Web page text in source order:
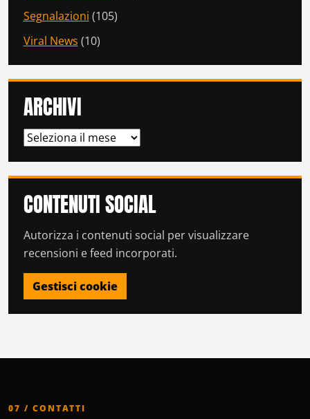
Segnalazioni (105)
Viral News (10)
ARCHIVI
ARCHIVI
CONTENUTI SOCIAL
Autorizza i contenuti social per visualizzare
recensioni e feed incorporati.
Gestisci cookie
07 / CONTATTI